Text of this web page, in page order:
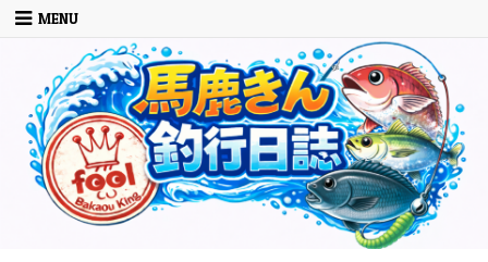
Skip to content
MENU